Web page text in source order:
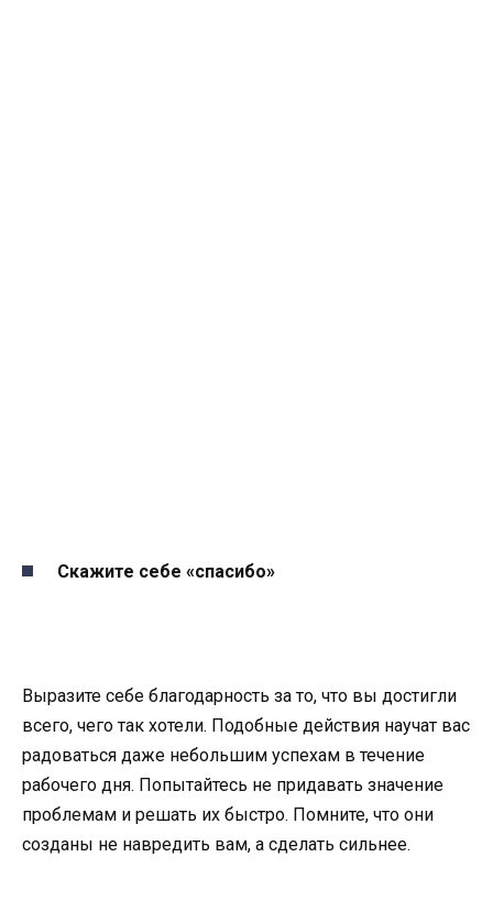
Скажите себе «спасибо»
Выразите себе благодарность за то, что вы достигли
всего, чего так хотели. Подобные действия научат вас
радоваться даже небольшим успехам в течение
рабочего дня. Попытайтесь не придавать значение
проблемам и решать их быстро. Помните, что они
созданы не навредить вам, а сделать сильнее.